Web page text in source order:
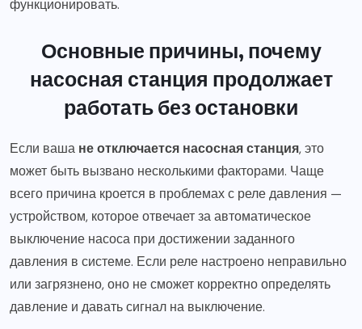
функционировать.
Основные причины, почему
насосная станция продолжает
работать без остановки
Если ваша не отключается насосная станция, это
может быть вызвано несколькими факторами. Чаще
всего причина кроется в проблемах с реле давления —
устройством, которое отвечает за автоматическое
выключение насоса при достижении заданного
давления в системе. Если реле настроено неправильно
или загрязнено, оно не сможет корректно определять
давление и давать сигнал на выключение.